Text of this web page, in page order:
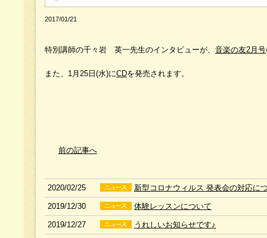
2017/01/21
特別講師の千々岩 英一先生のインタビューが、 音楽の友2月号
また、1月25日(水)にCDを発売されます。
前の記事へ
2020/02/25 新型コロナウィルス 発表会の対応に
2019/12/30 体験レッスンについて
2019/12/27 うれしいお知らせです♪